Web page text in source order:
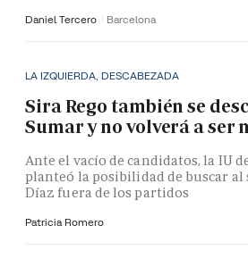
Daniel Tercero Barcelona
LA IZQUIERDA, DESCABEZADA
Sira Rego también se
Sumar y no volverá a ser
Ante el vacío de candidatos, la IU
planteó la posibilidad de buscar
Díaz fuera de los partidos
Patricia Romero